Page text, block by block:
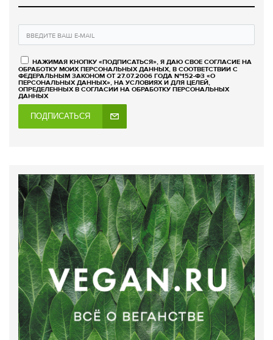
НАЖИМАЯ КНОПКУ «ПОДПИСАТЬСЯ», Я ДАЮ СВОЕ СОГЛАСИЕ НА
ОБРАБОТКУ МОИХ ПЕРСОНАЛЬНЫХ ДАННЫХ, В СООТВЕТСТВИИ С
ФЕДЕРАЛЬНЫМ ЗАКОНОМ ОТ 27.07.2006 ГОДА №152-ФЗ «О
ПЕРСОНАЛЬНЫХ ДАННЫХ», НА УСЛОВИЯХ И ДЛЯ ЦЕЛЕЙ,
ОПРЕДЕЛЕННЫХ В СОГЛАСИИ НА ОБРАБОТКУ ПЕРСОНАЛЬНЫХ
ДАННЫХ
ПОДПИСАТЬСЯ